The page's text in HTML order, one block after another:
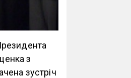
з
зустріч